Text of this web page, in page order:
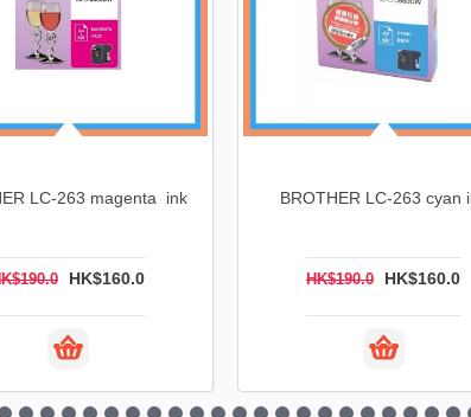
頭 (高用量)
HK$312.0 HK$208.0
頭 (高用量)
HK$300.0 HK$195.0